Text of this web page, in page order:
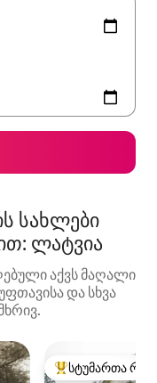
სახლები
ლატვია
აქვს მაღალი
და სხვა
სტუმართა
სტუმართა